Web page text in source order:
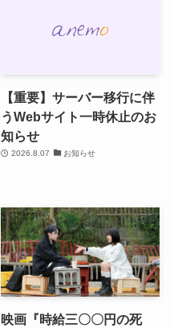
【重要】サーバー移行に伴
うWebサイト一時休止のお
知らせ
2026.8.07 お知らせ
映画『時給三〇〇円の死